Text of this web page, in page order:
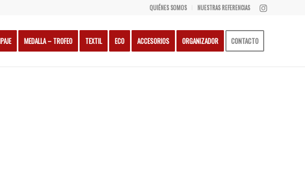
QUIÉNES SOMOS NUESTRAS REFERENCIAS
MEDALLA – TROFEO TEXTIL ECO ACCESORIOS ORGANIZADOR CONTACTO